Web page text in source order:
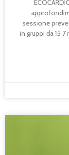
sessione
in gruppi da 15